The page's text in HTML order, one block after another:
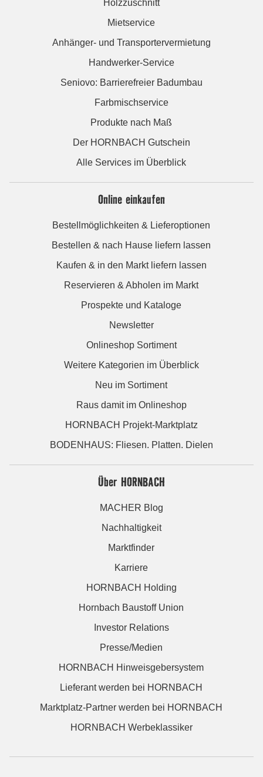
Holzzuschnitt
Mietservice
Anhänger- und Transportervermietung
Handwerker-Service
Seniovo: Barrierefreier Badumbau
Farbmischservice
Produkte nach Maß
Der HORNBACH Gutschein
Alle Services im Überblick
Online einkaufen
Bestellmöglichkeiten & Lieferoptionen
Bestellen & nach Hause liefern lassen
Kaufen & in den Markt liefern lassen
Reservieren & Abholen im Markt
Prospekte und Kataloge
Newsletter
Onlineshop Sortiment
Weitere Kategorien im Überblick
Neu im Sortiment
Raus damit im Onlineshop
HORNBACH Projekt-Marktplatz
BODENHAUS: Fliesen. Platten. Dielen
Über HORNBACH
MACHER Blog
Nachhaltigkeit
Marktfinder
Karriere
HORNBACH Holding
Hornbach Baustoff Union
Investor Relations
Presse/Medien
HORNBACH Hinweisgebersystem
Lieferant werden bei HORNBACH
Marktplatz-Partner werden bei HORNBACH
HORNBACH Werbeklassiker